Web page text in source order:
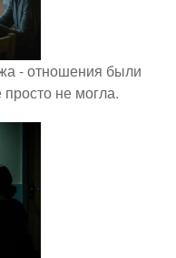
- отношения были
не могла.